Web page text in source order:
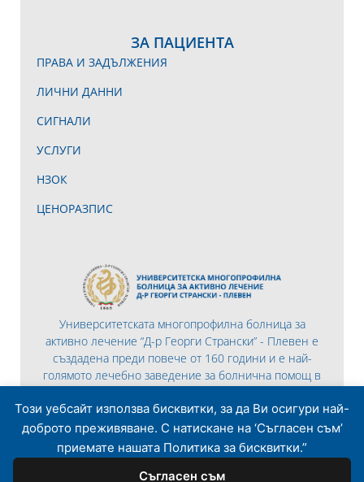
Този уебсайт използва бисквитки, за да Ви осигури най-
доброто преживяване. С натискане на ‘Съгласен съм’
приемате нашата Политика за бисквитки.”
Съгласен съм
Университетската многопрофилна болница за
активно лечение “Д-р Георги Странски” - Плевен е
създадена преди повече от 160 години и е най-
голямото лечебно заведение за болнична помощ в
ЗА ПАЦИЕНТА
ПРАВА И ЗАДЪЛЖЕНИЯ
ЛИЧНИ ДАННИ
СИГНАЛИ
УСЛУГИ
НЗОК
ЦЕНОРАЗПИС